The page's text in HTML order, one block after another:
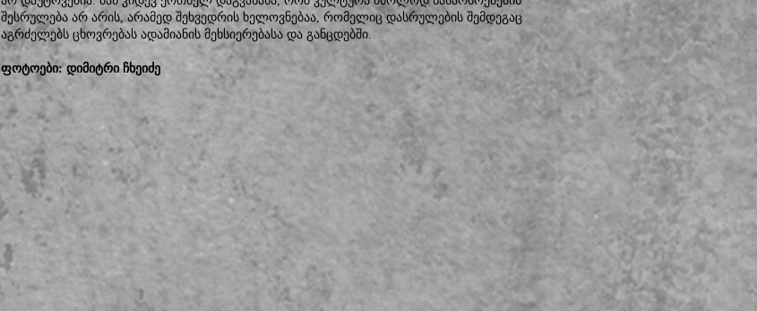
შესრულება არ არის, არამედ შეხვედრის ხელოვნებაა, რომელიც დასრულების შემდეგაც
აგრძელებს ცხოვრებას ადამიანის მეხსიერებასა და განცდებში.
ფოტოები: დიმიტრი ჩხეიძე